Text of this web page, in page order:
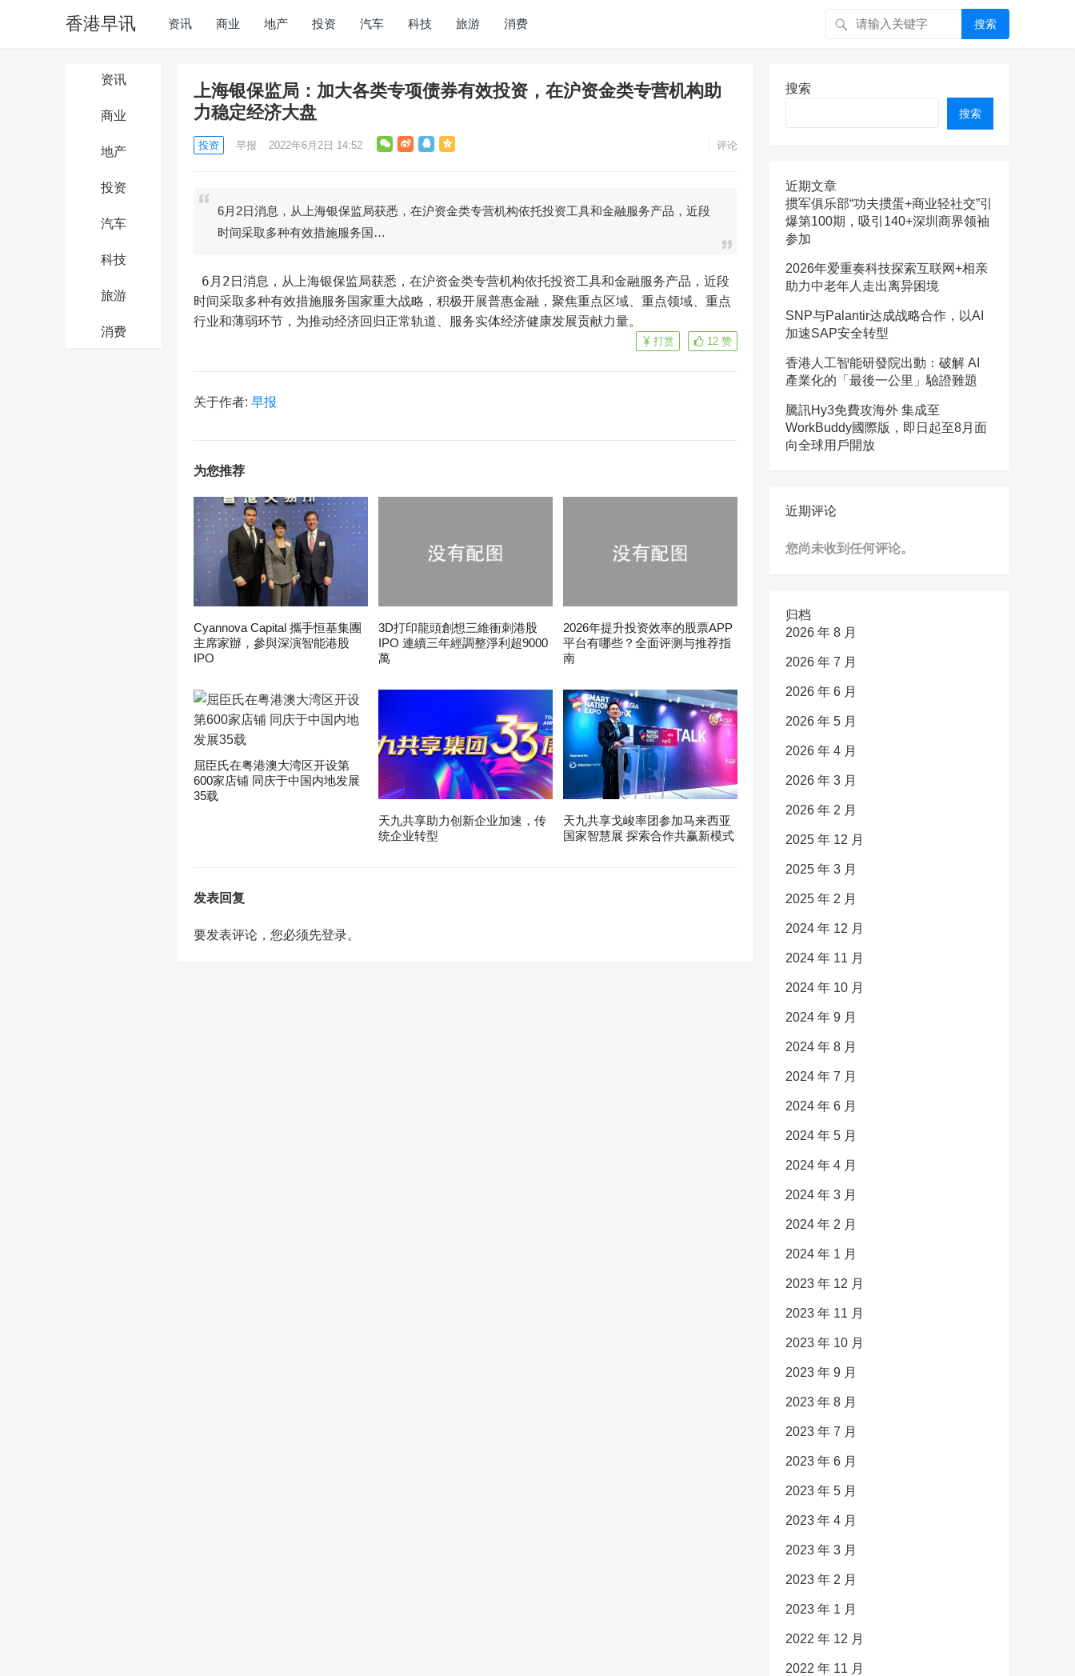
香港早讯 资讯 商业 地产 投资 汽车 科技 旅游 消费 搜索
资讯
商业
地产
投资
汽车
科技
旅游
消费
上海银保监局：加大各类专项债券有效投资，在沪资金类专营机构助
力稳定经济大盘
投资 早报 2022年6月2日 14:52 评论
6月2日消息，从上海银保监局获悉，在沪资金类专营机构依托投资工具和金融服务产品，近段
时间采取多种有效措施服务国…
时间采取多种有效措施服务国家重大战略，积极开展普惠金融，聚焦重点区域、重点领域、重点
行业和薄弱环节，为推动经济回归正常轨道、服务实体经济健康发展贡献力量。
12 赞
打赏
关于作者: 早报
为您推荐
Cyannova Capital 攜手恒基集團
主席家辦，參與深演智能港股
IPO
3D打印龍頭創想三維衝刺港股
IPO 連續三年經調整淨利超9000
萬
2026年提升投资效率的股票APP
平台有哪些？全面评测与推荐指
南
屈臣氏在粤港澳大湾区开设第
600家店铺 同庆于中国内地发展
35载
天九共享助力创新企业加速，传
统企业转型
天九共享戈峻率团参加马来西亚
国家智慧展 探索合作共赢新模式
发表回复
要发表评论，您必须先登录。
搜索
搜索
近期文章
掼军俱乐部“功夫掼蛋+商业轻社交”引
爆第100期，吸引140+深圳商界领袖
参加
2026年爱重奏科技探索互联网+相亲
助力中老年人走出离异困境
SNP与Palantir达成战略合作，以AI
加速SAP安全转型
香港人工智能研發院出動：破解 AI
產業化的「最後一公里」驗證難題
騰訊Hy3免費攻海外 集成至
WorkBuddy國際版，即日起至8月面
向全球用戶開放
近期评论
您尚未收到任何评论。
归档
2026 年 8 月
2026 年 7 月
2026 年 6 月
2026 年 5 月
2026 年 4 月
2026 年 3 月
2026 年 2 月
2025 年 12 月
2025 年 3 月
2025 年 2 月
2024 年 12 月
2024 年 11 月
2024 年 10 月
2024 年 9 月
2024 年 8 月
2024 年 7 月
2024 年 6 月
2024 年 5 月
2024 年 4 月
2024 年 3 月
2024 年 2 月
2024 年 1 月
2023 年 12 月
2023 年 11 月
2023 年 10 月
2023 年 9 月
2023 年 8 月
2023 年 7 月
2023 年 6 月
2023 年 5 月
2023 年 4 月
2023 年 3 月
2023 年 2 月
2023 年 1 月
2022 年 12 月
2022 年 11 月